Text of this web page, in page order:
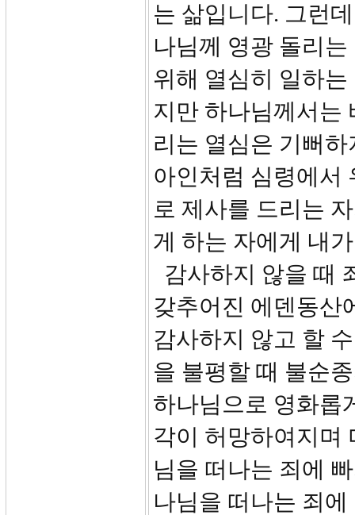
는 삶입니다. 그런
나님께 영광 돌리
위해 열심히 일하
지만 하나님께서는
리는 열심은 기뻐
아인처럼 심령에서
로 제사를 드리는
게 하는 자에게 내
감사하지 않을 때
갖추어진 에덴동산
감사하지 않고 할
을 불평할 때 불순
하나님으로 영화롭
각이 허망하여지며
님을 떠나는 죄에
나님을 떠나는 죄